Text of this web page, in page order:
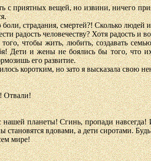
с приятных вещей, но извини, ничего
боли, страдания, смертей?! Сколько людей
радость человечеству? Хотя радость и
чтобы жить, любить, создавать
Дети и жены не боялись бы того, что
его развитие.
коротким, но зато я высказала свою
Отвали!
нашей планеты! Сгинь, пропади
вдовами, а дети сиротами.
мире!